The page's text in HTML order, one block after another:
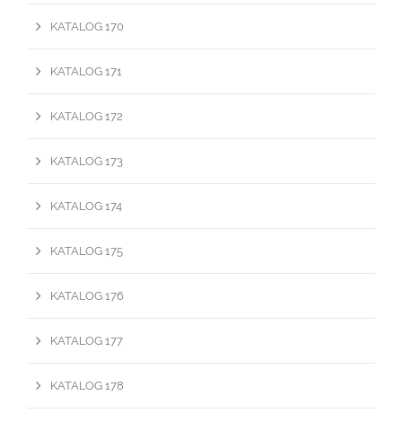
KATALOG 170
KATALOG 171
KATALOG 172
KATALOG 173
KATALOG 174
KATALOG 175
KATALOG 176
KATALOG 177
KATALOG 178